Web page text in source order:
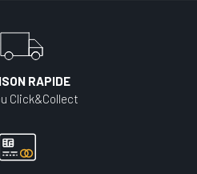
RAPIDE
Click&Collect